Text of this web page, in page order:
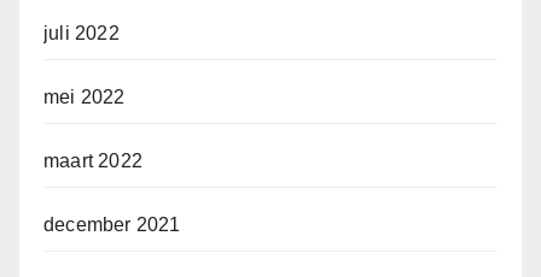
juli 2022
mei 2022
maart 2022
december 2021